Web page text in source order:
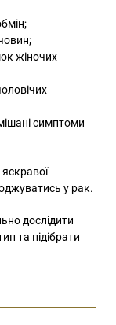
жіночих
симптоми
у рак.
дослідити
та підібрати